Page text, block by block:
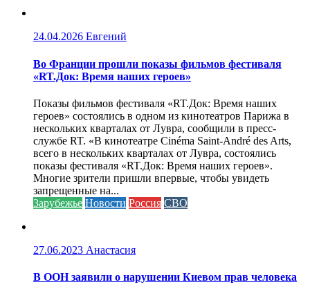
24.04.2026 Евгений
Во Франции прошли показы фильмов фестиваля
«RT.Док: Время наших героев»
Показы фильмов фестиваля «RT.Док: Время наших
героев» состоялись в одном из кинотеатров Парижа в
нескольких кварталах от Лувра, сообщили в пресс-
службе RT. «В кинотеатре Cinéma Saint-André des Arts,
всего в нескольких кварталах от Лувра, состоялись
показы фестиваля «RT.Док: Время наших героев».
Многие зрители пришли впервые, чтобы увидеть
запрещенные на...
Зарубежье Новости Россия СВО
27.06.2023 Анастасия
В ООН заявили о нарушении Киевом прав человека